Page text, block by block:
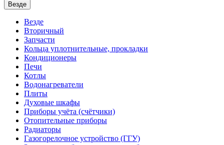
Везде
Везде
Вторичный
Запчасти
Кольца уплотнительные, прокладки
Кондиционеры
Печи
Котлы
Водонагреватели
Плиты
Духовые шкафы
Приборы учёта (счётчики)
Отопительные приборы
Радиаторы
Газогорелочное устройство (ГГУ)